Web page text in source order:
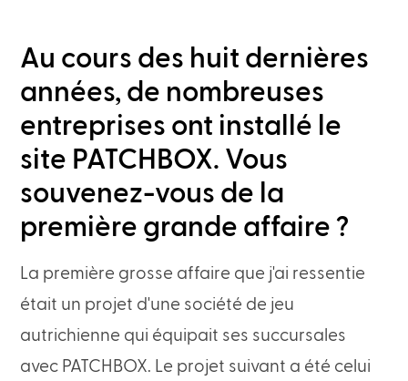
Au cours des huit dernières
années, de nombreuses
entreprises ont installé le
site PATCHBOX. Vous
souvenez-vous de la
première grande affaire ?
La première grosse affaire que j'ai ressentie
était un projet d'une société de jeu
autrichienne qui équipait ses succursales
avec PATCHBOX. Le projet suivant a été celui